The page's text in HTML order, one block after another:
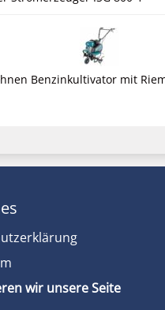
Benzinkultivator mit
wir unsere Seite